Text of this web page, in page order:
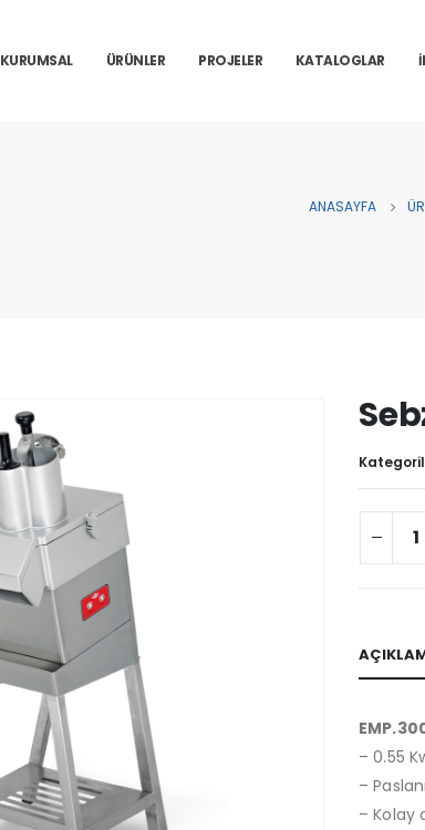
KURUMSAL ÜRÜNLER PROJELER KATALOGLAR
ANASAYFA
– 0.55
–
– Kolay